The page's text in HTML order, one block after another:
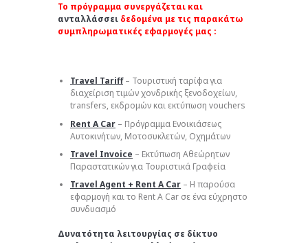
Το πρόγραμμα συνεργάζεται και
ανταλλάσσει δεδομένα με τις παρακάτω
συμπληρωματικές εφαρμογές μας :
Travel Tariff– Τουριστική ταρίφα για
διαχείριση τιμών χονδρικής ξενοδοχείων,
transfers, εκδρομών και εκτύπωση vouchers
Rent A Car – Πρόγραμμα Ενοικιάσεως
Αυτοκινήτων, Μοτοσυκλετών, Οχημάτων
Travel Invoice – Εκτύπωση Αθεώρητων
Παραστατικών για Τουριστικά Γραφεία
Travel Agent + Rent A Car – Η παρούσα
εφαρμογή και το Rent A Car σε ένα εύχρηστο
συνδυασμό
Δυνατότητα λειτουργίας σε δίκτυο